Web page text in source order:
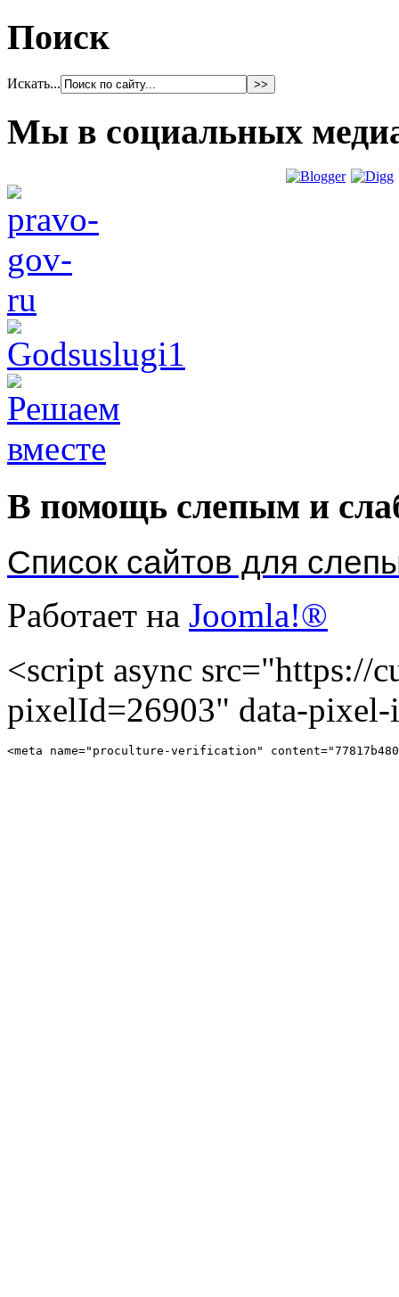
Поиск
Искать...
Мы в социальных
В помощь слепым и
Список сайтов для
Работает на Joomla!®
<script async src="https://
pixelId=26903" data-
<meta name="proculture-verification"